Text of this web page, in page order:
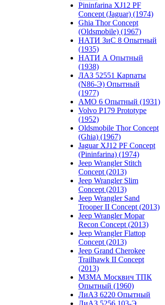
Pininfarina XJ12 PF
Concept (Jaguar) (1974)
Ghia Thor Concept
(Oldsmobile) (1967)
НАТИ ЗиС 8 Опытный
(1935)
НАТИ А Опытный
(1938)
ЛАЗ 52551 Карпаты
(N86-Э) Опытный
(1977)
АМО 6 Опытный (1931)
Volvo P179 Prototype
(1952)
Oldsmobile Thor Concept
(Ghia) (1967)
Jaguar XJ12 PF Concept
(Pininfarina) (1974)
Jeep Wrangler Stitch
Concept (2013)
Jeep Wrangler Slim
Concept (2013)
Jeep Wrangler Sand
Trooper II Concept (2013)
Jeep Wrangler Mopar
Recon Concept (2013)
Jeep Wrangler Flattop
Concept (2013)
Jeep Grand Cherokee
Trailhawk II Concept
(2013)
МЗМА Москвич ТПК
Опытный (1960)
ЛиАЗ 6220 Опытный